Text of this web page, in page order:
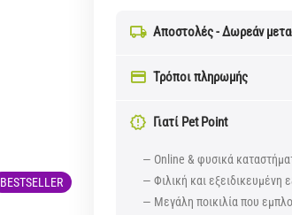
BESTSELLER
Αποστολές - Δωρεάν
Τρόποι πληρωμής
Γιατί Pet Point
— Online & φυσικά
— Φιλική και
— Μεγάλη ποικιλία που